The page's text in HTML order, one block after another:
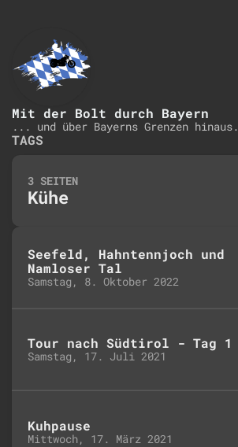
Mit der Bolt durch Bayern
... und über Bayerns Grenzen hinaus.
TAGS
3 SEITEN
Kühe
Seefeld, Hahntennjoch und
Namloser Tal
Samstag, 8. Oktober 2022
Tour nach Südtirol - Tag 1
Samstag, 17. Juli 2021
Kuhpause
Mittwoch, 17. März 2021